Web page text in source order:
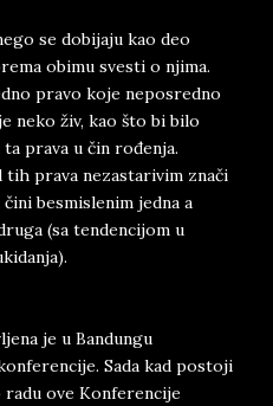
se dobijaju kao deo
obimu svesti o njima.
pravo koje neposredno
neko živ, kao što bi bilo
prava u čin rođenja.
tih prava nezastarivim znači
besmislenim jedna a
(sa tendencijom u
je u Bandungu
Sada kad postoji
radu ove Konferencije